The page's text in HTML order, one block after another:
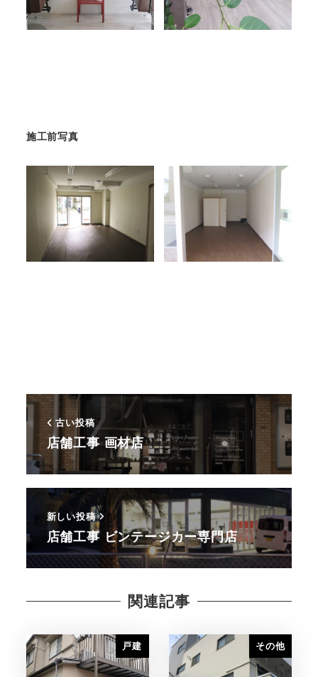
施工前写真
古い投稿
店舗工事 画材店
新しい投稿
店舗工事 ビンテージカー専門店
関連記事
戸建 その他